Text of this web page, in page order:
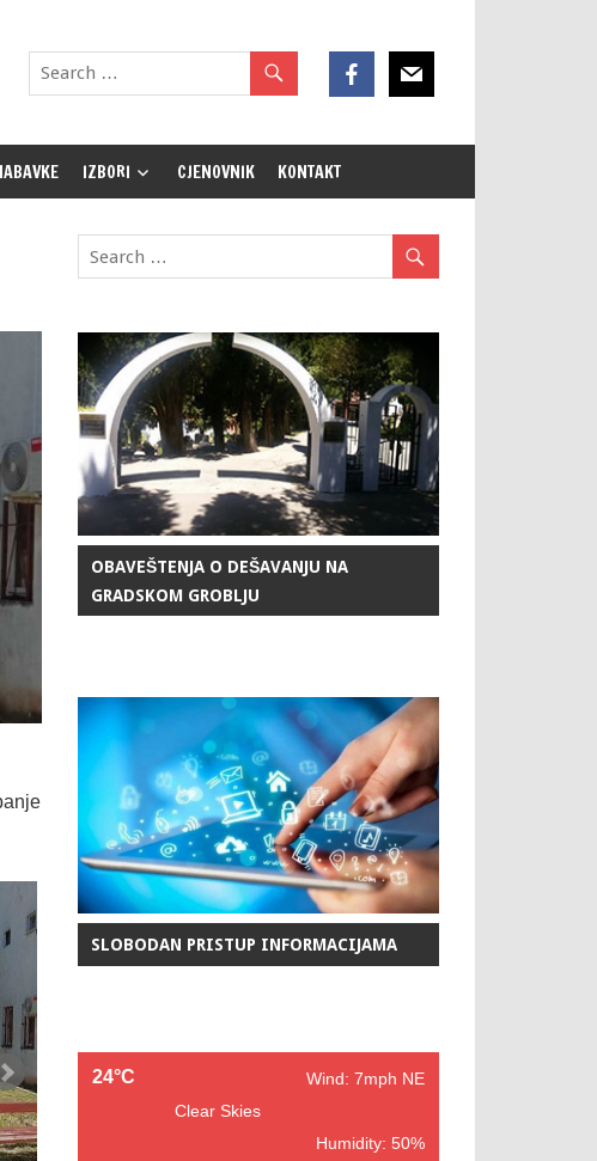
IZBORI CJENOVNIK KONTAKT
OBAVEŠTENJA O DEŠAVANJU NA
GRADSKOM GROBLJU
SLOBODAN PRISTUP INFORMACIJAMA
24°C
Wind: 7mph NE
Clear Skies
Humidity: 50%